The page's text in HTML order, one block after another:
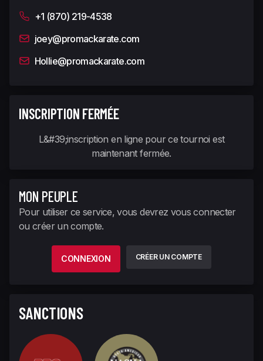
+1 (870) 219-4538
joey@promackarate.com
Hollie@promackarate.com
INSCRIPTION FERMÉE
L&#39;inscription en ligne pour ce tournoi est
maintenant fermée.
MON PEUPLE
Pour utiliser ce service, vous devrez vous connecter
ou créer un compte.
CONNEXION CRÉER UN COMPTE
SANCTIONS